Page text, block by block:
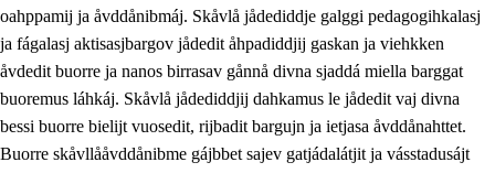
oahppamij ja åvddånibmáj. Skåvlå jådediddje galggi pedagogihkalasj
ja fágalasj aktisasjbargov jådedit åhpadiddjij gaskan ja viehkken
åvdedit buorre ja nanos birrasav gånnå divna sjaddá miella barggat
buoremus láhkáj. Skåvlå jådediddjij dahkamus le jådedit vaj divna
bessi buorre bielijt vuosedit, rijbadit bargujn ja ietjasa åvddånahttet.
Buorre skåvllååvddånibme gájbbet sajev gatjádalátjit ja vásstadusájt